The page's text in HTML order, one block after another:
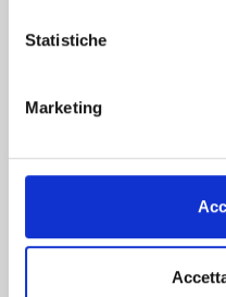
Statistiche
Marketing